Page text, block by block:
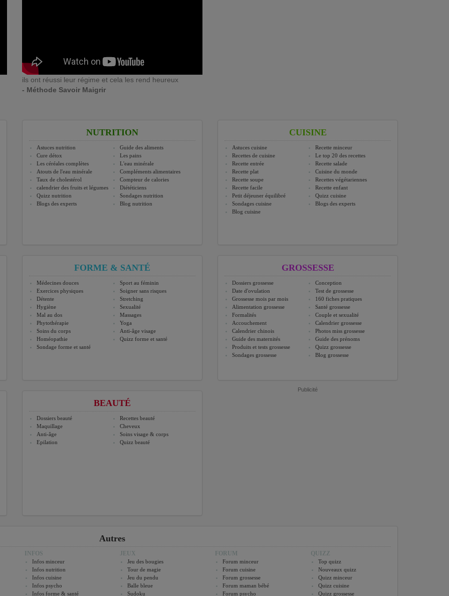
ils ont réussi leur régime et cela les rend heureux
- Méthode Savoir Maigrir
NUTRITION
Astuces nutrition
Guide des aliments
Cure détox
Les pains
Les céréales complètes
L'eau minérale
Atouts de l'eau minérale
Compléments alimentaires
Taux de cholestérol
Compteur de calories
calendrier des fruits et légumes
Diététiciens
Quizz nutrition
Sondages nutrition
Blogs des experts
Blog nutrition
CUISINE
Astuces cuisine
Recette minceur
Recettes de cuisine
Le top 20 des recettes
Recette entrée
Recette salade
Recette plat
Cuisine du monde
Recette soupe
Recettes végétariennes
Recette facile
Recette enfant
Petit déjeuner équilibré
Quizz cuisine
Sondages cuisine
Blogs des experts
Blog cuisine
FORME & SANTÉ
Médecines douces
Sport au féminin
Exercices physiques
Soigner sans risques
Détente
Stretching
Hygiène
Sexualité
Mal au dos
Massages
Phytothérapie
Yoga
Soins du corps
Anti-âge visage
Homéopathie
Quizz forme et santé
Sondage forme et santé
GROSSESSE
Dossiers grossesse
Conception
Date d'ovulation
Test de grossesse
Grossesse mois par mois
160 fiches pratiques
Alimentation grossesse
Santé grossesse
Formalités
Couple et sexualité
Accouchement
Calendrier grossesse
Calendrier chinois
Photos miss grossesse
Guide des maternités
Guide des prénoms
Produits et tests grossesse
Quizz grossesse
Sondages grossesse
Blog grossesse
BEAUTÉ
Dossiers beauté
Recettes beauté
Maquillage
Cheveux
Anti-âge
Soins visage & corps
Epilation
Quizz beauté
Publicité
Autres
INFOS
Infos minceur
Infos nutrition
Infos cuisine
Infos psycho
Infos forme & santé
JEUX
Jeu des bougies
Tour de magie
Jeu du pendu
Balle bleue
Sudoku
FORUM
Forum minceur
Forum cuisine
Forum grossesse
Forum maman bébé
Forum psycho
QUIZZ
Top quizz
Nouveaux quizz
Quizz minceur
Quizz cuisine
Quizz grossesse